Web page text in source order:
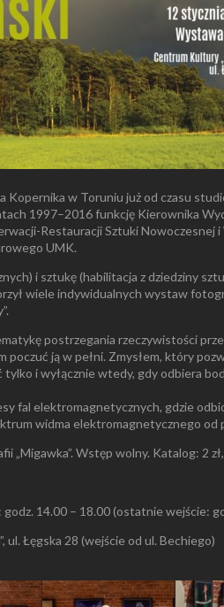
w Toruniu już od czasu
1997–2016 funkcję Kierownika
Restauracji Sztuki Nowoczesnej
UMK.
i sztukę (habilitacja z dziedziny
wiele indywidualnych wystaw
postrzegania rzeczywistości
ją w pełni. Zmysłem, który
i wyłącznie wtedy, gdy odbiera
fal elektromagnetycznych, gdzie
widma elektromagnetycznego
Wstęp wolny. Katalog: 2 zł,
14.00 – 18.00 (ostatnie wejście:
ul. Łęgska 28 (wejście od ul. Bechiego)